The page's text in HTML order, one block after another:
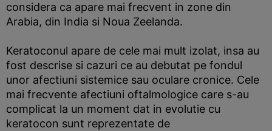
considera ca apare mai frecvent in zone din
Arabia, din India si Noua Zeelanda.
Keratoconul apare de cele mai mult izolat, insa au
fost descrise si cazuri ce au debutat pe fondul
unor afectiuni sistemice sau oculare cronice. Cele
mai frecvente afectiuni oftalmologice care s-au
complicat la un moment dat in evolutie cu
keratocon sunt reprezentate de